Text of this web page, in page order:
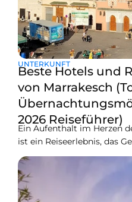
UNTERKUNFT
Beste Hotels und
von Marrakesch
2026 Reiseführer)
Ein Aufenthalt im Herzen
ist ein Reiseerlebnis, das
lebendige lokale Leben
Medina ist die alte
engen Gassen, belebten
Dachcafés und versteckten